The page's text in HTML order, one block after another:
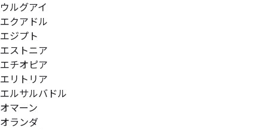
ウルグアイ
エクアドル
エジプト
エストニア
エチオピア
エリトリア
エルサルバドル
オマーン
オランダ